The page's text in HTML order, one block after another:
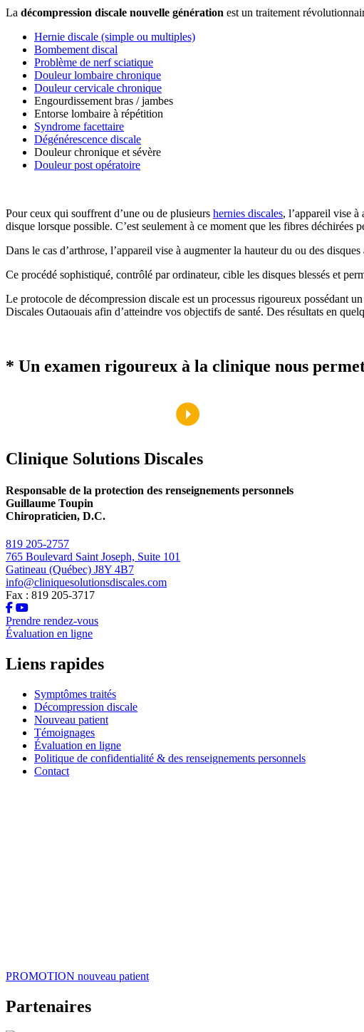
La décompression discale nouvelle génération est un traitement
Hernie discale (simple ou multiples)
Bombement discal
Problème de nerf sciatique
Douleur lombaire chronique
Douleur cervicale chronique
Engourdissement bras / jambes
Entorse lombaire à répétition
Syndrome facettaire
Dégénérescence discale
Douleur chronique et sévère
Douleur post opératoire
Pour ceux qui souffrent d’une ou de plusieurs hernies discales, l’appareil vise à
disque lorsque possible. C’est seulement à ce moment que les fibres déchirées
Dans le cas d’arthrose, l’appareil vise à augmenter la hauteur du ou des
Ce procédé sophistiqué, contrôlé par ordinateur, cible les disques blessés et
Le protocole de décompression discale est un processus rigoureux possédant
Discales Outaouais afin d’atteindre vos objectifs de santé. Des résultats en
* Un examen rigoureux à la clinique nous
Clinique Solutions Discales
Responsable de la protection des renseignements personnels
Guillaume Toupin
Chiropraticien, D.C.
819 205-2757
765 Boulevard Saint Joseph, Suite 101
Gatineau (Québec) J8Y 4B7
info@cliniquesolutionsdiscales.com
Fax : 819 205-3717
Prendre rendez-vous
Évaluation en ligne
Liens rapides
Symptômes traités
Décompression discale
Nouveau patient
Témoignages
Évaluation en ligne
Politique de confidentialité & des renseignements personnels
Contact
PROMOTION nouveau patient
Partenaires